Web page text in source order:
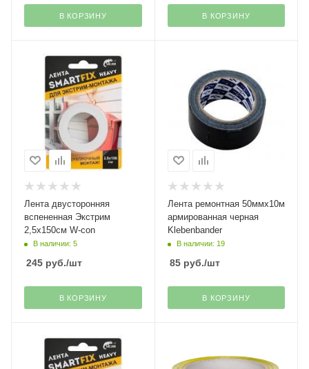
В КОРЗИНУ В КОРЗИНУ
Лента двусторонняя
вспененная Экстрим
2,5х150см W-con
В наличии: 5
245 руб./шт
В КОРЗИНУ
Лента ремонтная 50ммх10м
армированная черная
Klebenbander
В наличии: 19
85руб./шт
В КОРЗИНУ